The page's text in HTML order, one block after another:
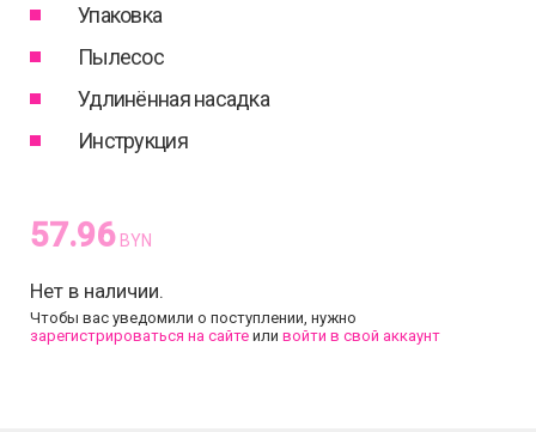
Упаковка
Пылесос
Удлинённая насадка
Инструкция
57.96 BYN
Нет в наличии.
Чтобы вас уведомили о поступлении, нужно
зарегистрироваться на сайте или войти в свой аккаунт